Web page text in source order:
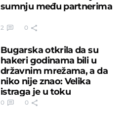
sumnju među partnerima
2 0
Bugarska otkrila da su
hakeri godinama bili u
državnim mrežama, a da
niko nije znao: Velika
istraga je u toku
0 0